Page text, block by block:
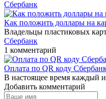
Сбербанк
Как положить доллары на
Владельцы пластиковых
Сбербанк
1 комментарий
Оплата по QR коду
В настоящее время каждый
Добавить комментарий